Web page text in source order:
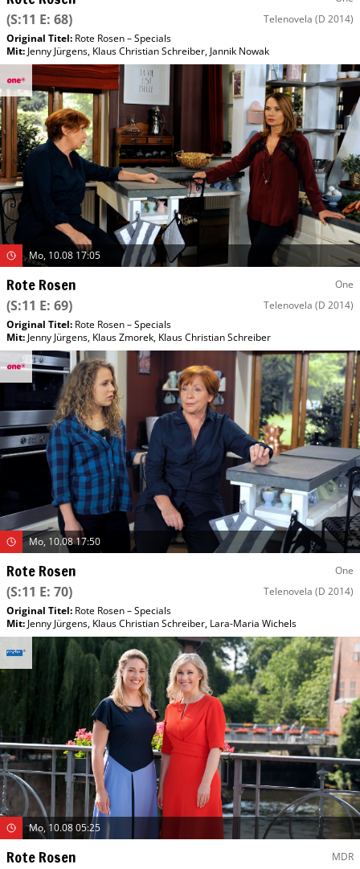
(S:11 E: 68) Telenovela (D 2014)
Original Titel: Rote Rosen – Specials
Mit: Jenny Jürgens, Klaus Christian Schreiber, Jannik Nowak
Mo, 10.08 17:05
Rote Rosen One
(S:11 E: 69) Telenovela (D 2014)
Original Titel: Rote Rosen – Specials
Mit: Jenny Jürgens, Klaus Zmorek, Klaus Christian Schreiber
Mo, 10.08 17:50
Rote Rosen One
(S:11 E: 70) Telenovela (D 2014)
Original Titel: Rote Rosen – Specials
Mit: Jenny Jürgens, Klaus Christian Schreiber, Lara-Maria Wichels
Mo, 10.08 05:25
Rote Rosen MDR